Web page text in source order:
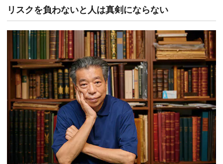
リスクを負わないと人は真剣にならない